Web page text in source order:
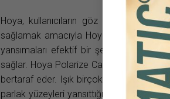
Hoya, kullanıcıların göz sağlığını ve
sağlamak amacıyla Hoya Polarize
yansımaları efektif bir şekilde bloke
sağlar. Hoya Polarize Camlar bu
bertaraf eder. Işık birçok yönde hareket
parlak yüzeyleri yansıttığında, polarize